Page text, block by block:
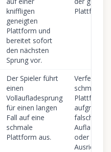
kniffligen
geneigten
Plattform und
bereitet sofort
den nächsten
Sprung vor.
Plattform.
Der Spieler führt
einen
Vollaufladesprung
für einen langen
Fall auf eine
schmale
Plattform aus.
Verfehlen
schmalen
Plattform
aufgrund
falscher
Aufladung
oder